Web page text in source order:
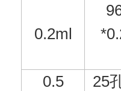
0.2ml
0.5
25